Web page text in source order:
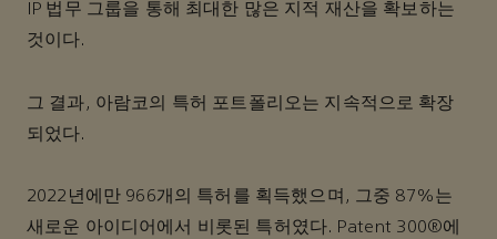
IP 법무 그룹을 통해 최대한 많은 지적 재산을 확보하는
것이다.
그 결과, 아람코의 특허 포트폴리오는 지속적으로 확장
되었다.
2022년에만 966개의 특허를 획득했으며, 그중 87%는
새로운 아이디어에서 비롯된 특허였다. Patent 300®에